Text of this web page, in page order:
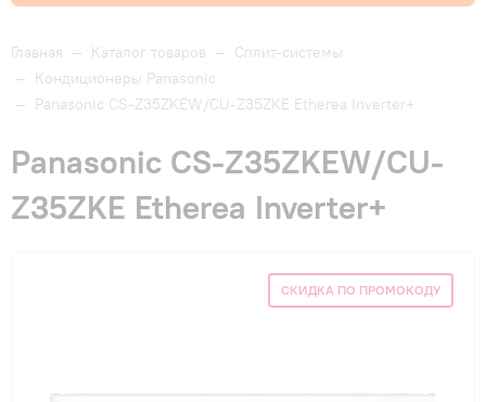
Как купить
Доставка и оплата
Гарантия и сервис
Акции
Главная — Каталог товаров — Сплит-системы
— Кондиционеры Panasonic
— Panasonic CS-Z35ZKEW/CU-Z35ZKE Etherea Inverter+
Panasonic CS-Z35ZKEW/CU-
Z35ZKE Etherea Inverter+
СКИДКА ПО ПРОМОКОДУ